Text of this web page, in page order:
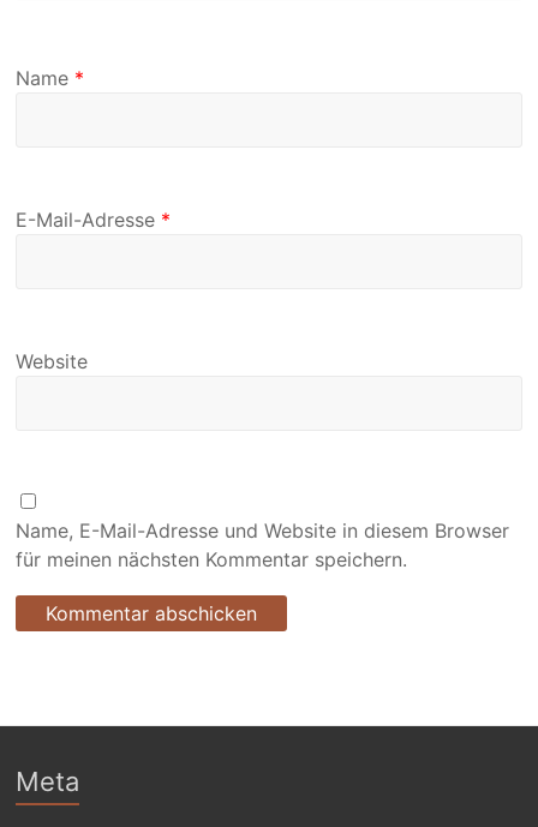
Name *
E-Mail-Adresse *
Website
Name, E-Mail-Adresse und Website in diesem Browser
für meinen nächsten Kommentar speichern.
Meta